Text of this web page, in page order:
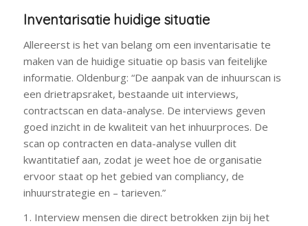
Inventarisatie huidige situatie
Allereerst is het van belang om een inventarisatie te
maken van de huidige situatie op basis van feitelijke
informatie. Oldenburg: “De aanpak van de inhuurscan is
een drietrapsraket, bestaande uit interviews,
contractscan en data-analyse. De interviews geven
goed inzicht in de kwaliteit van het inhuurproces. De
scan op contracten en data-analyse vullen dit
kwantitatief aan, zodat je weet hoe de organisatie
ervoor staat op het gebied van compliancy, de
inhuurstrategie en – tarieven.”
1. Interview mensen die direct betrokken zijn bij het